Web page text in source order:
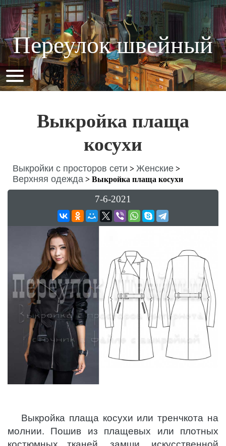
Переулок швейный
Выкройка плаща
косухи
Выкройки с просторов сети > Женские >
Верхняя одежда > Выкройка плаща косухи
7-6-2021
Выкройка плаща косухи или тренчкота на
молнии. Пошив из плащевых или плотных